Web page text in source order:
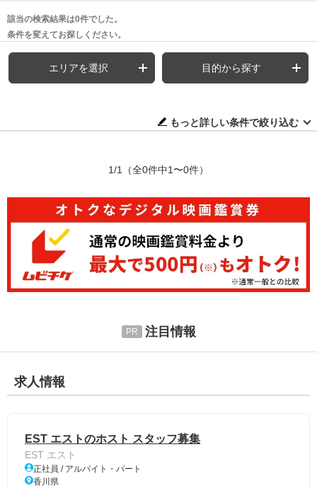
該当の検索結果は0件でした。
条件を変えてお探しください。
エリアを選択 目的から探す
もっと詳しい条件で絞り込む
1/1 （全0件中1〜0件）
注目情報
求人情報
EST エストのホスト スタッフ募集
EST エスト
正社員 / アルバイト・パート
香川県